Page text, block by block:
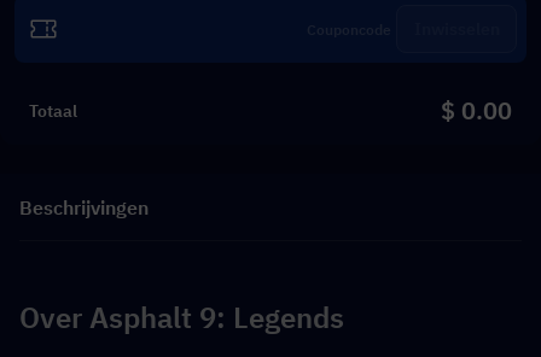
Totaal $ 0.00
Beschrijvingen
Over Asphalt 9: Legends